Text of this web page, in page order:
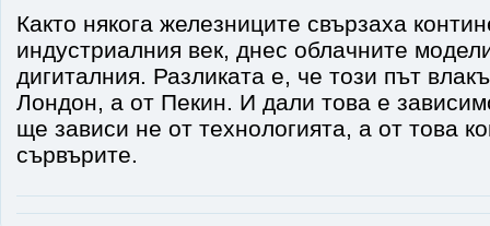
Както някога железниците свързаха
индустриалния век, днес облачните
дигиталния. Разликата е, че този път
Лондон, а от Пекин. И дали това е
ще зависи не от технологията, а от това
сървърите.